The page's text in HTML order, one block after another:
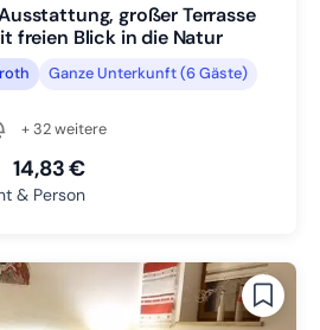
großer Terrasse
freien Blick in die Natur
Ganze Unterkunft (6 Gäste)
+ 32 weitere
14,83 €
& Person